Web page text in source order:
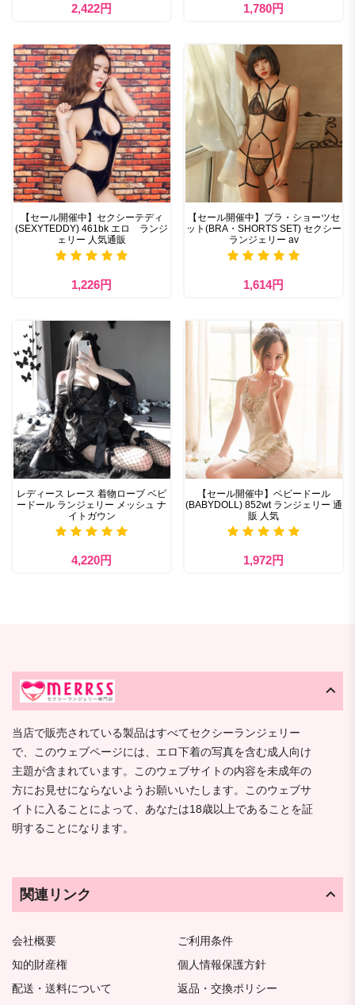
2,422円 1,780円
【セール開催中】セクシーテディ
(SEXYTEDDY) 461bk エロ ランジ
ェリー 人気通販
1,226円
【セール開催中】ブラ・ショーツセ
ット(BRA・SHORTS SET) セクシー
ランジェリー av
1,614円
レディース レース 着物ローブ ベビ
ードール ランジェリー メッシュ ナ
イトガウン
4,220円
【セール開催中】ベビードール
(BABYDOLL) 852wt ランジェリー 通
販 人気
1,972円
当店で販売されている製品はすべてセクシーランジェリー
で、このウェブページには、エロ下着の写真を含む成人向け
主題が含まれています。このウェブサイトの内容を未成年の
方にお見せにならないようお願いいたします。このウェブサ
イトに入ることによって、あなたは18歳以上であることを証
明することになります。
関連リンク
会社概要
ご利用条件
知的財産権
個人情報保護方針
配送・送料について
返品・交換ポリシー